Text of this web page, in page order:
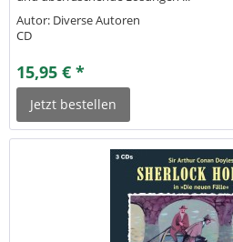
Autor: Diverse Autoren
CD
15,95 € *
Jetzt bestellen